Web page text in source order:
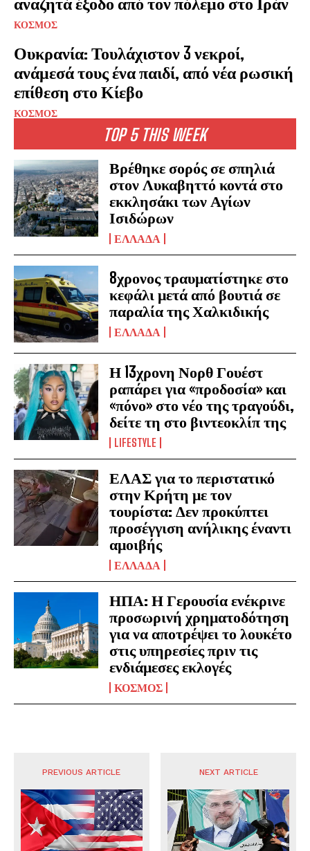
Facebook
Twitter
EmailGmail
ViberShare
ΚΟΣΜΟΣ
Ουκρανία: Τουλάχιστον 3 νεκροί,
ανάμεσά τους ένα παιδί, από νέα ρωσική
επίθεση στο Κίεβο
ΚΟΣΜΟΣ
TOP 5 THIS WEEK
Βρέθηκε σορός σε σπηλιά
στον Λυκαβηττό κοντά στο
εκκλησάκι των Αγίων
Ισιδώρων
ΕΛΛΑΔΑ
8χρονος τραυματίστηκε στο
κεφάλι μετά από βουτιά σε
παραλία της Χαλκιδικής
ΕΛΛΑΔΑ
Η 13χρονη Νορθ Γουέστ
ραπάρει για «προδοσία» και
«πόνο» στο νέο της τραγούδι,
δείτε τη στο βιντεοκλίπ της
LIFESTYLE
ΕΛΑΣ για το περιστατικό
στην Κρήτη με τον
τουρίστα: Δεν προκύπτει
προσέγγιση ανήλικης έναντι
αμοιβής
ΕΛΛΑΔΑ
ΗΠΑ: Η Γερουσία ενέκρινε
προσωρινή χρηματοδότηση
για να αποτρέψει το λουκέτο
στις υπηρεσίες πριν τις
ενδιάμεσες εκλογές
ΚΟΣΜΟΣ
PREVIOUS ARTICLE NEXT ARTICLE